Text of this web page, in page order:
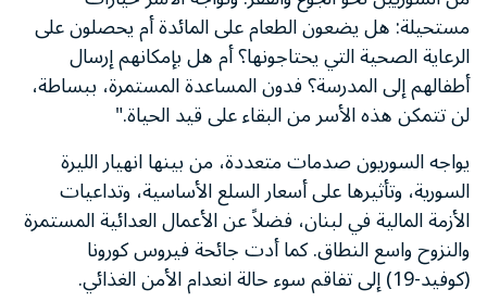
مستحيلة: هل يضعون الطعام على المائدة أم يحصلون على
الرعاية الصحية التي يحتاجونها؟ أم هل بإمكانهم إرسال
أطفالهم إلى المدرسة؟ فدون المساعدة المستمرة، ببساطة،
لن تتمكن هذه الأسر من البقاء على قيد الحياة."
يواجه السوريون صدمات متعددة، من بينها انهيار الليرة
السورية، وتأثيرها على أسعار السلع الأساسية، وتداعيات
الأزمة المالية في لبنان، فضلاً عن الأعمال العدائية المستمرة
والنزوح واسع النطاق. كما أدت جائحة فيروس كورونا
(كوفيد-19) إلى تفاقم سوء حالة انعدام الأمن الغذائي.